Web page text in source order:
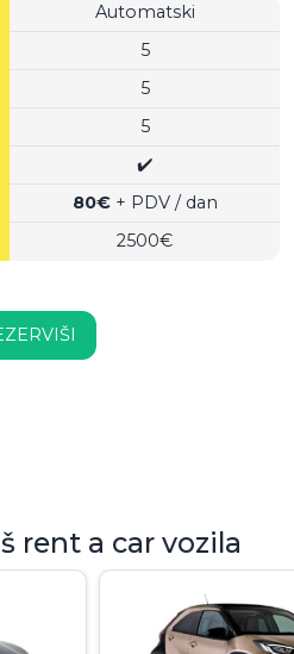
Automatski
5
5
5
✔️
80€+ PDV / dan
2500€
rent a car vozila